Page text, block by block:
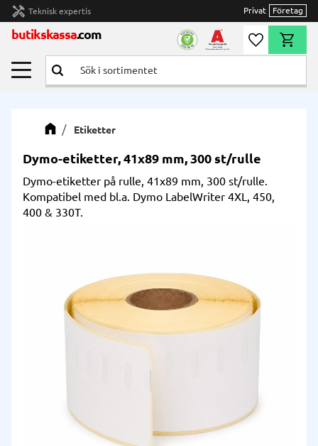
Meny
handyman Teknisk expertis Privat Företag
butikskassa.com Önskelista
Etiketter
Dymo-etiketter, 41x89 mm, 300 st/rulle
Dymo-etiketter på rulle, 41x89 mm, 300 st/rulle.
Kompatibel med bl.a. Dymo LabelWriter 4XL, 450,
400 & 330T.